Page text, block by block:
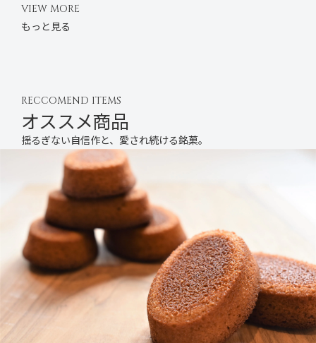
VIEW MORE
もっと見る
RECCOMEND ITEMS
オススメ商品
揺るぎない自信作と、愛され続ける銘菓。